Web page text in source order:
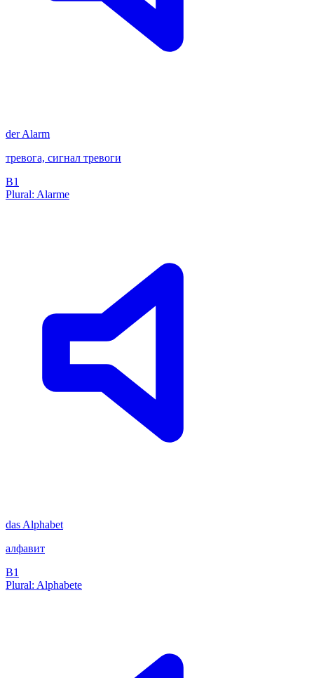
derAlarm
тревога, сигнал тревоги
B1
Plural: Alarme
das Alphabet
алфавит
B1
Plural: Alphabete